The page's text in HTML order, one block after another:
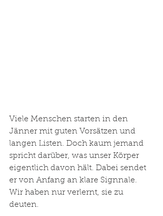
Viele Menschen starten in den
Jänner mit guten Vorsätzen und
langen Listen. Doch kaum jemand
spricht darüber, was unser Körper
eigentlich davon hält. Dabei sendet
er von Anfang an klare Signnale.
Wir haben nur verlernt, sie zu
deuten.